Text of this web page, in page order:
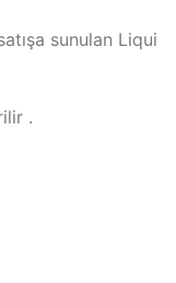
sunulan Liqui
.
Yağı Tam Sentetik